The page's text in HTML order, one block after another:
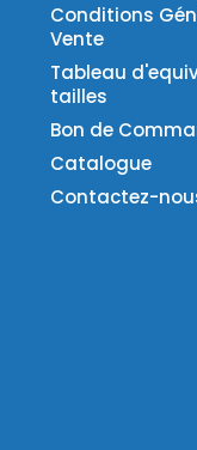
Conditions
Vente
Tableau
tailles
Bon de
Catalogue
Contactez-